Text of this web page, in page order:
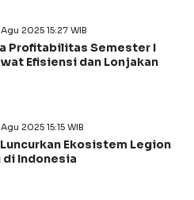
2025 15:27 WIB
Profitabilitas Semester I
Efisiensi dan Lonjakan
2025 15:15 WIB
Ekosistem Legion
di Indonesia